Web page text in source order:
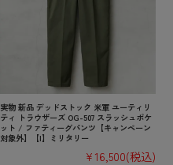
実物 新品 デッドストック 米軍 ユーティリ
ティ トラウザーズ OG-507 スラッシュポケ
ット / ファティーグパンツ【キャンペーン
対象外】【I】ミリタリー
¥16,500(税込)